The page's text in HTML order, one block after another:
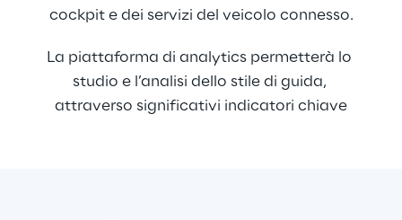
cockpit e dei servizi del veicolo connesso.
La piattaforma di analytics permetterà lo
studio e l’analisi dello stile di guida,
attraverso significativi indicatori chiave